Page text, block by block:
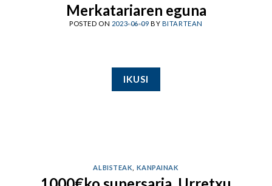
Merkatariaren eguna
POSTED ON 2023-06-09 BY BITARTEAN
IKUSI
ALBISTEAK KANPAINAK